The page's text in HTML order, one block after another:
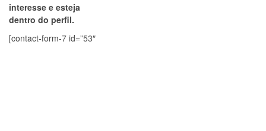
interesse e esteja
dentro do perfil.
[contact-form-7 id=”53″